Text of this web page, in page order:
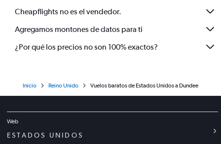
Cheapflights no es el vendedor.
Agregamos montones de datos para ti
¿Por qué los precios no son 100% exactos?
Inicio Reino Unido Vuelos baratos de Estados Unidos a Dundee
Web
ESTADOS UNIDOS